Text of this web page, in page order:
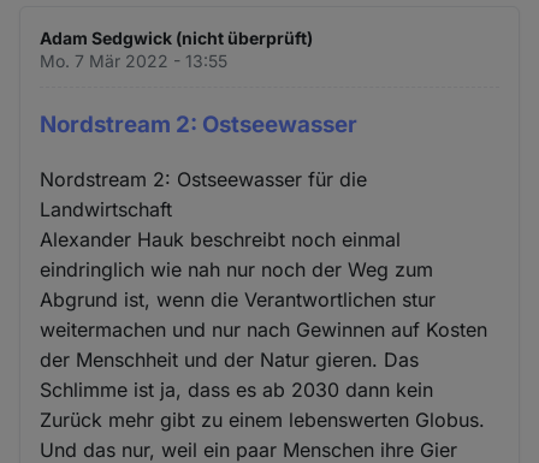
Adam Sedgwick (nicht überprüft)
Mo. 7 Mär 2022 - 13:55
Nordstream 2: Ostseewasser
Nordstream 2: Ostseewasser für die
Landwirtschaft
Alexander Hauk beschreibt noch einmal
eindringlich wie nah nur noch der Weg zum
Abgrund ist, wenn die Verantwortlichen stur
weitermachen und nur nach Gewinnen auf Kosten
der Menschheit und der Natur gieren. Das
Schlimme ist ja, dass es ab 2030 dann kein
Zurück mehr gibt zu einem lebenswerten Globus.
Und das nur, weil ein paar Menschen ihre Gier